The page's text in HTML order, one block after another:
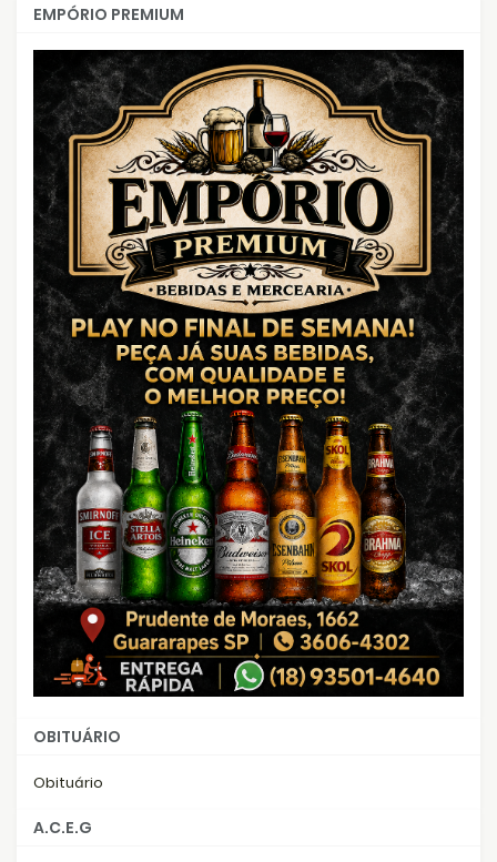
EMPÓRIO PREMIUM
OBITUÁRIO
Obituário
A.C.E.G